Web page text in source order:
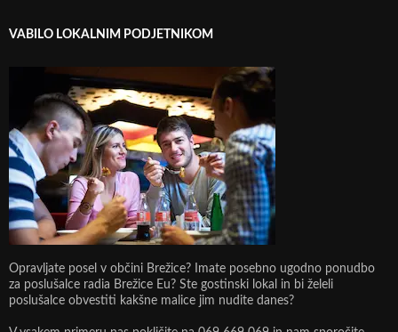
VABILO LOKALNIM PODJETNIKOM
Opravljate posel v občini Brežice? Imate posebno ugodno ponudbo
za poslušalce radia Brežice Eu? Ste gostinski lokal in bi želeli
poslušalce obvestiti kakšne malice jim nudite danes?